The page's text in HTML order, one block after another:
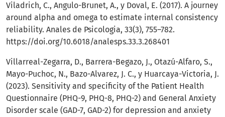
Viladrich, C., Angulo-Brunet, A., y Doval, E. (2017). A journey
around alpha and omega to estimate internal consistency
reliability. Anales de Psicologia, 33(3), 755–782.
https://doi.org/10.6018/analesps.33.3.268401
Villarreal-Zegarra, D., Barrera-Begazo, J., Otazú-Alfaro, S.,
Mayo-Puchoc, N., Bazo-Alvarez, J. C., y Huarcaya-Victoria, J.
(2023). Sensitivity and specificity of the Patient Health
Questionnaire (PHQ-9, PHQ-8, PHQ-2) and General Anxiety
Disorder scale (GAD-7, GAD-2) for depression and anxiety